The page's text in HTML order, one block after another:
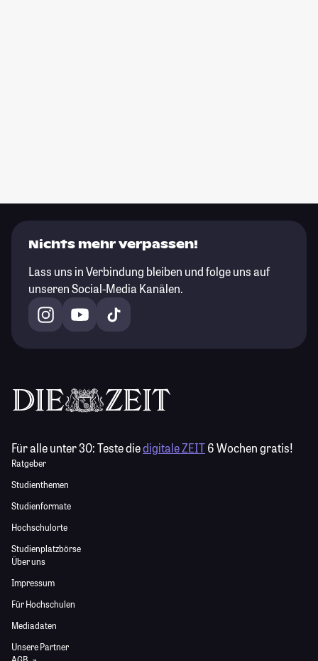
Nichts mehr verpassen!
Lass uns in Verbindung bleiben und folge uns auf
unseren Social-Media Kanälen.
Für alle unter 30:Teste diedigitale ZEIT6 Wochen gratis!
Ratgeber
Studienthemen
Studienformate
Hochschulorte
Studienplatzbörse
Über uns
Impressum
Für Hochschulen
Mediadaten
Unsere Partner